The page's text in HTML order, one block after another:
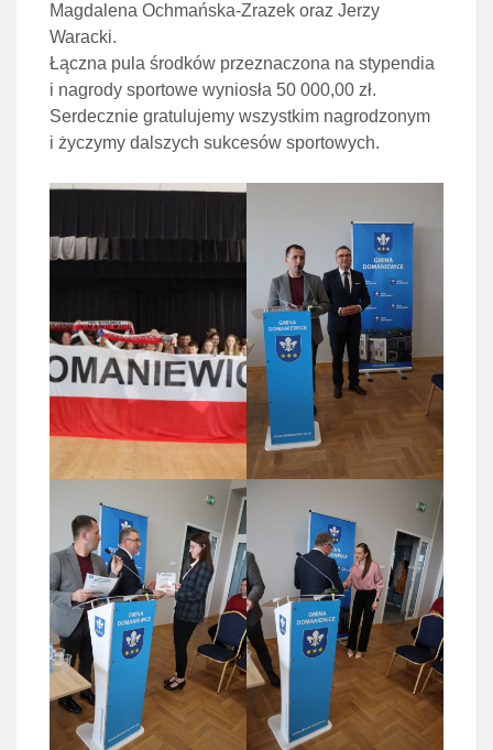
Magdalena Ochmańska-Zrazek oraz Jerzy
Waracki.
Łączna pula środków przeznaczona na stypendia
i nagrody sportowe wyniosła 50 000,00 zł.
Serdecznie gratulujemy wszystkim nagrodzonym
i życzymy dalszych sukcesów sportowych.